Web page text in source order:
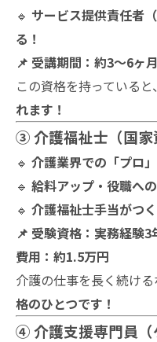
🔹 サービス提供責任者
る！
📌 受講期間：約3〜6ヶ
この資格を持っていると、
れます！
③ 介護福祉士（国家
🔹 介護業界での「プロ
🔹 給料アップ・役職へ
🔹 介護福祉士手当がつ
📌 受験資格：実務経験
費用：約1.5万円
介護の仕事を長く続ける
格のひとつです！
④ 介護支援専門員（